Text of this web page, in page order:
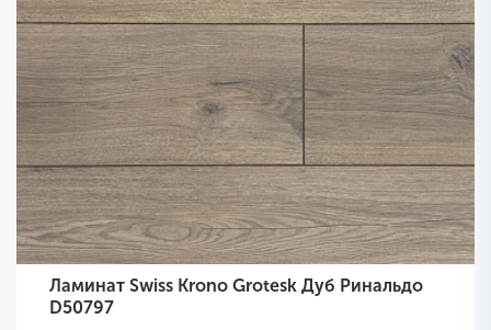
Ламинат Swiss Krono Grotesk Дуб Ринальдо
D50797